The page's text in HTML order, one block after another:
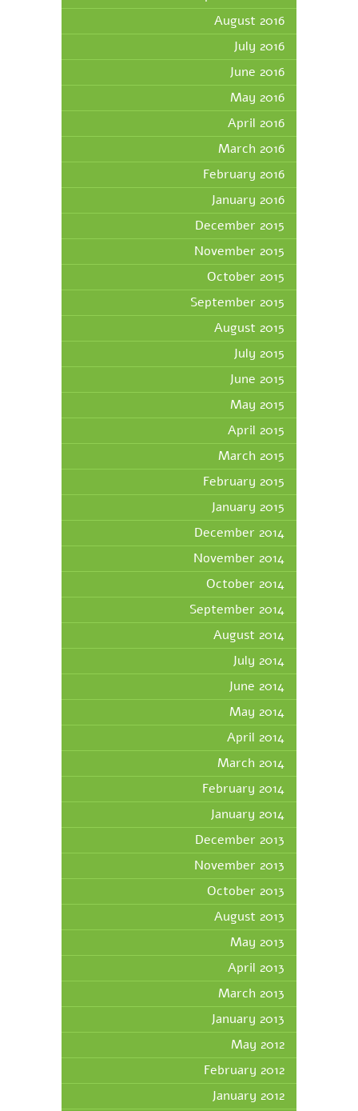
August 2016
July 2016
June 2016
May 2016
April 2016
March 2016
February 2016
January 2016
December 2015
November 2015
October 2015
September 2015
August 2015
July 2015
June 2015
May 2015
April 2015
March 2015
February 2015
January 2015
December 2014
November 2014
October 2014
September 2014
August 2014
July 2014
June 2014
May 2014
April 2014
March 2014
February 2014
January 2014
December 2013
November 2013
October 2013
August 2013
May 2013
April 2013
March 2013
January 2013
May 2012
February 2012
January 2012